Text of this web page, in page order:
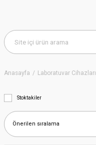
Anasayfa Laboratuvar Cihazları
Stoktakiler